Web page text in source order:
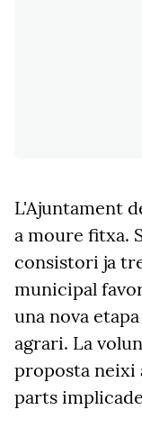
L'Ajuntament
a moure fitxa.
consistori ja
municipal
una nova
agrari. La
proposta neixi
parts